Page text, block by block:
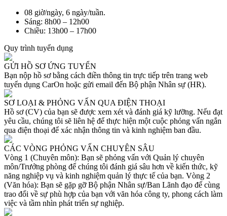
08 giờ/ngày, 6 ngày/tuần.
Sáng: 8h00 – 12h00
Chiều: 13h00 – 17h00
Quy trình tuyển dụng
GỬI HỒ SƠ ỨNG TUYỂN
Bạn nộp hồ sơ bằng cách điền thông tin trực tiếp trên trang web
tuyển dụng CarOn hoặc gửi email đến Bộ phận Nhân sự (HR).
SƠ LOẠI & PHỎNG VẤN QUA ĐIỆN THOẠI
Hồ sơ (CV) của bạn sẽ được xem xét và đánh giá kỹ lưỡng. Nếu đạt
yêu cầu, chúng tôi sẽ liên hệ để thực hiện một cuộc phỏng vấn ngắn
qua điện thoại để xác nhận thông tin và kinh nghiệm ban đầu.
CÁC VÒNG PHỎNG VẤN CHUYÊN SÂU
Vòng 1 (Chuyên môn): Bạn sẽ phỏng vấn với Quản lý chuyên
môn/Trưởng phòng để chúng tôi đánh giá sâu hơn về kiến thức, kỹ
năng nghiệp vụ và kinh nghiệm quản lý thực tế của bạn. Vòng 2
(Văn hóa): Bạn sẽ gặp gỡ Bộ phận Nhân sự/Ban Lãnh đạo để cùng
trao đổi về sự phù hợp của bạn với văn hóa công ty, phong cách làm
việc và tầm nhìn phát triển sự nghiệp.